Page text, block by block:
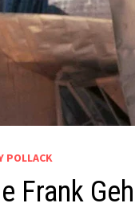
POLLACK
Frank